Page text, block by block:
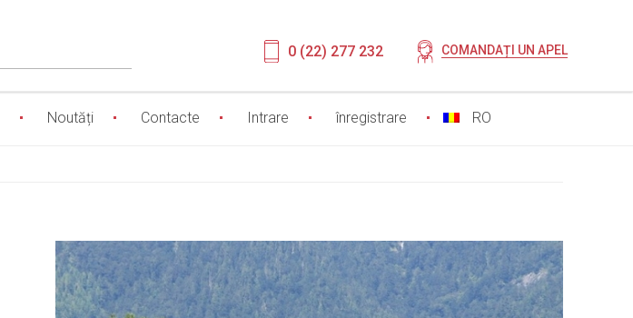
0 (22) 277 232 COMANDAȚI UN APEL
Noutăți Contacte Intrare înregistrare RO